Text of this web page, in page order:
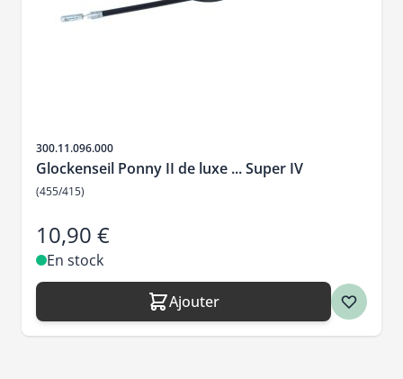
SKU
300.11.096.000
Glockenseil Ponny II de luxe ... Super IV
(455/415)
10,90 €
En stock
Ajouter